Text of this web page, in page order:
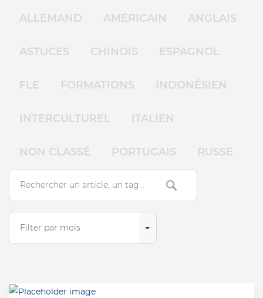
ALLEMAND AMÉRICAIN ANGLAIS
ASTUCES CHINOIS ESPAGNOL
FLE FORMATIONS INDONÉSIEN
INTERCULTUREL ITALIEN
NON CLASSÉ PORTUGAIS RUSSE
Search
Filter par mois